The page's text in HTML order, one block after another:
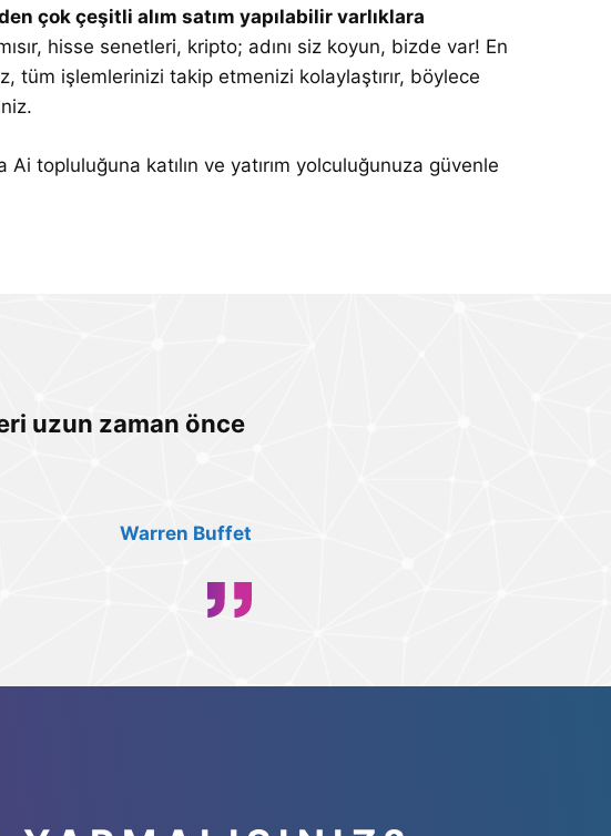
çok çeşitli alım satım yapılabilir varlıklara
hisse senetleri, kripto; adını siz koyun, bizde var! En
tüm işlemlerinizi takip etmenizi kolaylaştırır, böylece
topluluğuna katılın ve yatırım yolculuğunuza güvenle
uzun zaman önce
Warren Buffet